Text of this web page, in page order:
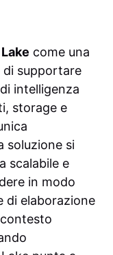
come una
supportare
intelligenza
storage e
soluzione si
scalabile e
in modo
di elaborazione